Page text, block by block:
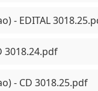
- EDITAL
3018.24.pdf
- CD 3018.25.pdf